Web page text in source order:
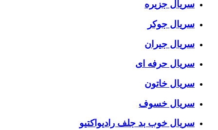
سریال جزیره
سریال جوکر
سریال جیران
سریال حرفه ای
سریال خاتون
سریال خسوف
سریال خوب بد جلف رادیواکتیو